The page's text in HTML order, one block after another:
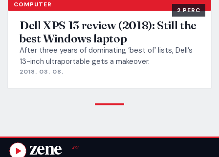
COMPUTER
2 PERC
Dell XPS 13 review (2018): Still the
best Windows laptop
After three years of dominating ‘best of’ lists, Dell’s
13-inch ultraportable gets a makeover.
2018. 03. 08.